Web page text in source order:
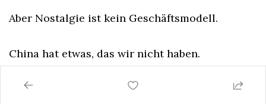
Aber Nostalgie ist kein Geschäftsmodell.
China hat etwas, das wir nicht haben.
konzentriert. Und zwar in den Aufbau neuer